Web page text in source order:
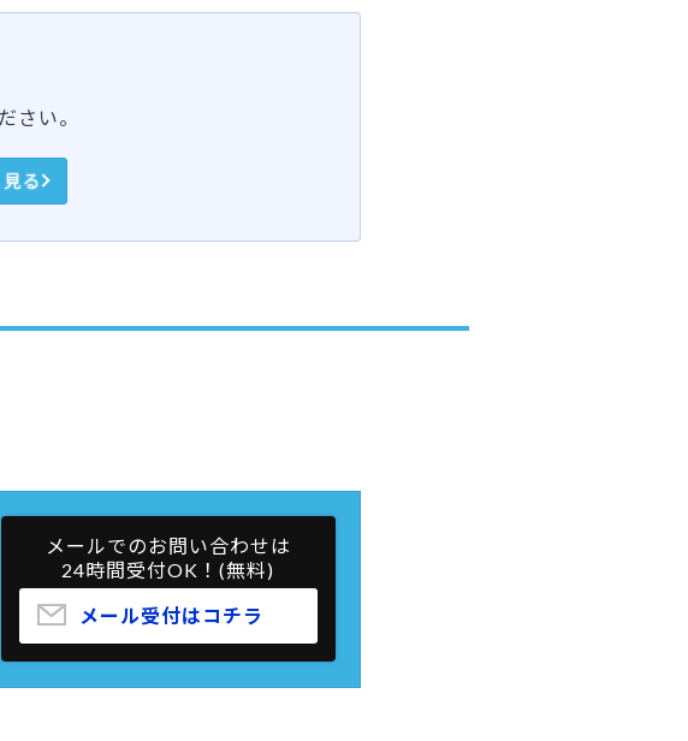
さい。
る
メールでのお問い合わせは
24時間受付OK！(無料)
メール受付はコチラ